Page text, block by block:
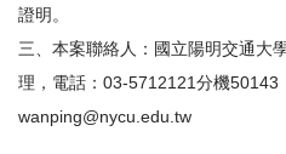
證明。
三、本案聯絡人：國立陽明交通大
理，電話：03-5712121分機50143
wanping@nycu.edu.tw